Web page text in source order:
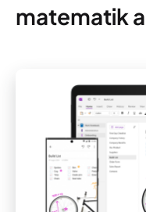
matematik